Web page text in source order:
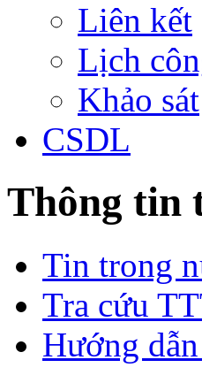
Liên kết
Lịch
Khảo sát
CSDL
Thông tin
Tin trong
Tra cứu
Hướng